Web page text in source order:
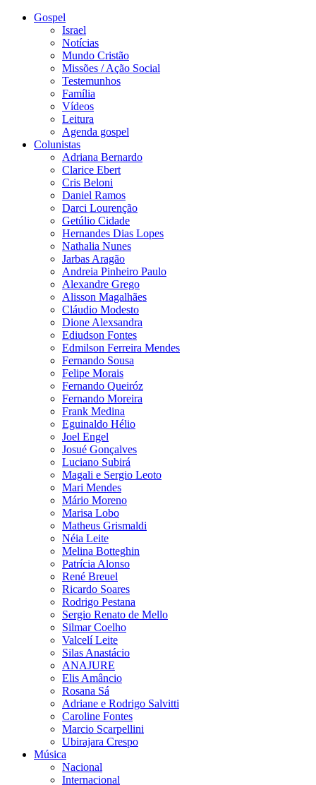
Gospel
Israel
Notícias
Mundo Cristão
Missões / Ação Social
Testemunhos
Família
Vídeos
Leitura
Agenda gospel
Colunistas
Adriana Bernardo
Clarice Ebert
Cris Beloni
Daniel Ramos
Darci Lourenção
Getúlio Cidade
Hernandes Dias Lopes
Nathalia Nunes
Jarbas Aragão
Andreia Pinheiro Paulo
Alexandre Grego
Alisson Magalhães
Cláudio Modesto
Dione Alexsandra
Ediudson Fontes
Edmilson Ferreira Mendes
Fernando Sousa
Felipe Morais
Fernando Queiróz
Fernando Moreira
Frank Medina
Eguinaldo Hélio
Joel Engel
Josué Gonçalves
Luciano Subirá
Magali e Sergio Leoto
Mari Mendes
Mário Moreno
Marisa Lobo
Matheus Grismaldi
Néia Leite
Melina Botteghin
Patrícia Alonso
René Breuel
Ricardo Soares
Rodrigo Pestana
Sergio Renato de Mello
Silmar Coelho
Valcelí Leite
Silas Anastácio
ANAJURE
Elis Amâncio
Rosana Sá
Adriane e Rodrigo Salvitti
Caroline Fontes
Marcio Scarpellini
Ubirajara Crespo
Música
Nacional
Internacional